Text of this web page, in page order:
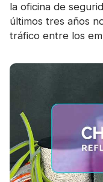
la oficina de
últimos tres años
tráfico entre los